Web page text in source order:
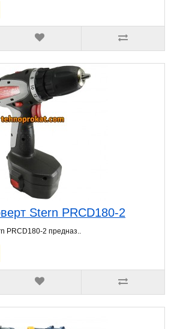
Stern PRCD180-2
PRCD180-2 предназ..